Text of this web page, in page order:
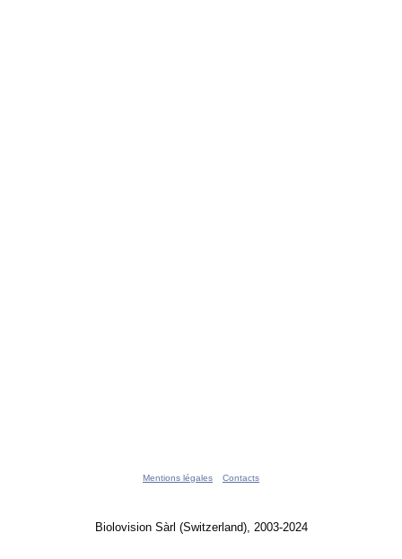
Mentions légales Contacts
Biolovision Sàrl (Switzerland), 2003-2024